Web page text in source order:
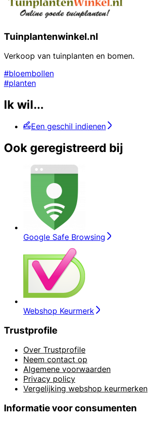
Tuinplantenwinkel.nl
Verkoop van tuinplanten en bomen.
#bloembollen
#planten
Ik wil...
Een geschil indienen
Ook geregistreerd bij
Google Safe Browsing
Webshop Keurmerk
Trustprofile
Over Trustprofile
Neem contact op
Algemene voorwaarden
Privacy policy
Vergelijking webshop keurmerken
Informatie voor consumenten